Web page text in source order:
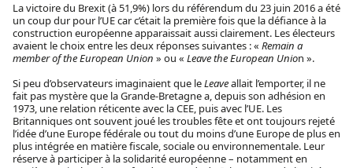
La victoire du Brexit (à 51,9%) lors du référendum du 23 juin 2016 a été
un coup dur pour l’UE car c’était la première fois que la défiance à la
construction européenne apparaissait aussi clairement. Les électeurs
avaient le choix entre les deux réponses suivantes : « Remain a
member of the European Union » ou « Leave the European Union ».
Si peu d’observateurs imaginaient que leLeaveallait l’emporter, il ne
fait pas mystère que la Grande-Bretagne a, depuis son adhésion en
1973, une relation réticente avec la CEE, puis avec l’UE. Les
Britanniques ont souvent joué les troubles fête et ont toujours rejeté
l’idée d’une Europe fédérale ou tout du moins d’une Europe de plus en
plus intégrée en matière fiscale, sociale ou environnementale. Leur
réserve à participer à la solidarité européenne – notamment en